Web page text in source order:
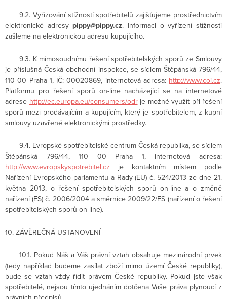
9.2. Vyřizování stížností spotřebitelů zajišťujeme prostřednictvím
elektronické adresypippy@pippy.cz. Informaci o vyřízení stížnosti
zašleme na elektronickou adresu kupujícího.
9.3. K mimosoudnímu řešení spotřebitelských sporů ze Smlouvy
je příslušná Česká obchodní inspekce, se sídlem Štěpánská 796/44,
110 00 Praha 1, IČ: 000​20​869, internetová adresa: http://www.coi.cz.
Platformu pro řešení sporů on-line nacházející se na internetové
adrese http://ec.europa.eu/consumers/odrje možné využít při řešení
sporů mezi prodávajícím a kupujícím, který je spotřebitelem, z kupní
smlouvy uzavřené elektronickými prostředky.
9.4. Evropské spotřebitelské centrum Česká republika, se sídlem
Štěpánská 796/44, 110 00 Praha 1, internetová adresa:
http://www.evropskyspotrebitel.cz je kontaktním místem podle
Nařízení Evropského parlamentu a Rady (EU) č. 524/2013 ze dne 21.
května 2013, o řešení spotřebitelských sporů on-line a o změně
nařízení (ES) č. 2006/2004 a směrnice 2009/22/ES (nařízení o řešení
spotřebitelských sporů on-line).
10. ZÁVĚREČNÁ USTANOVENÍ
10.1. Pokud Náš a Váš právní vztah obsahuje mezinárodní prvek
(tedy například budeme zasílat zboží mimo území České republiky),
bude se vztah vždy řídit právem České republiky. Pokud jste však
spotřebitelé, nejsou tímto ujednáním dotčena Vaše práva plynoucí z